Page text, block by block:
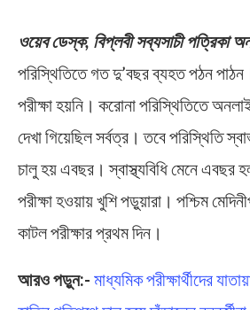
ওয়েব ডেস্ক, বিপ্লবী সব্যসাচী পত্রিকা
পরিস্থিতিতে গত দু’বছর ব্যহত পঠন
পরীক্ষা হয়নি। করোনা পরিস্থিতিতে
দেখা গিয়েছিল সর্বত্র। তবে পরিস্থিতি
চালু হয় এবছর। স্বাস্থ্যবিধি মেনে এবছর
পরীক্ষা হওয়ায় খুশি পড়ুয়ারা। পশ্চিম
কাটল পরীক্ষার প্রথম দিন।
আরও পড়ুন:- মাধ্যমিক পরীক্ষার্থীদের